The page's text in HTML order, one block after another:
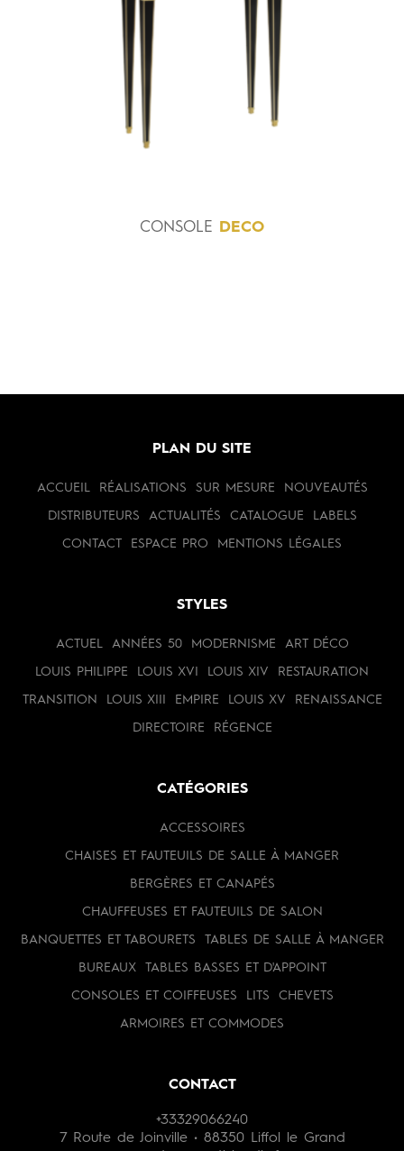
CONSOLE DECO
PLAN DU SITE
ACCUEIL RÉALISATIONS SUR MESURE NOUVEAUTÉS
DISTRIBUTEURS ACTUALITÉS CATALOGUE LABELS
CONTACT ESPACE PRO MENTIONS LÉGALES
STYLES
ACTUEL ANNÉES 50 MODERNISME ART DÉCO
LOUIS PHILIPPE LOUIS XVI LOUIS XIV RESTAURATION
TRANSITION LOUIS XIII EMPIRE LOUIS XV RENAISSANCE
DIRECTOIRE RÉGENCE
CATÉGORIES
ACCESSOIRES
CHAISES ET FAUTEUILS DE SALLE À MANGER
BERGÈRES ET CANAPÉS
CHAUFFEUSES ET FAUTEUILS DE SALON
BANQUETTES ET TABOURETS TABLES DE SALLE À MANGER
BUREAUX TABLES BASSES ET D'APPOINT
CONSOLES ET COIFFEUSES LITS CHEVETS
ARMOIRES ET COMMODES
CONTACT
+33329066240
7 Route de Joinville • 88350 Liffol le Grand